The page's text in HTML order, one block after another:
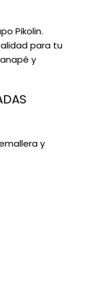
Pikolin.
para tu
y
y